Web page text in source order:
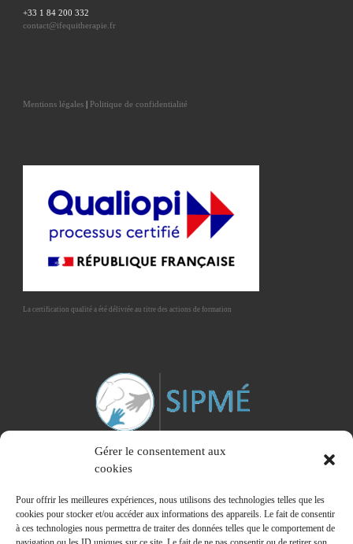
Gérer le consentement aux
cookies
Pour offrir les meilleures expériences, nous utilisons des technologies telles que les
cookies pour stocker et/ou accéder aux informations des appareils. Le fait de consentir
à ces technologies nous permettra de traiter des données telles que le comportement de
+33 1 84 200 332
contact@ifequitherapie.fr
Mentions légales| Politique de confidentialité
La certification qualité a été délivrée au titre des actions de formation
Membre du Syndicat Interprofessionnel des Praticiens de la Médiation Equine